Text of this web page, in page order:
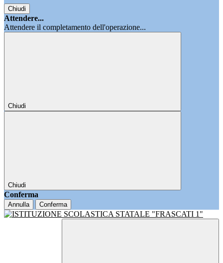
Chiudi
Attendere...
Attendere il completamento dell'operazione...
Chiudi
Chiudi
Conferma
Annulla Conferma